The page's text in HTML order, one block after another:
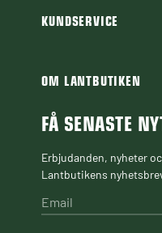
Frakt & leverans
Finansiering
Guider & Artiklar
Black Week
KUNDSERVICE
Frågor & svar
Cookiepolicy
OM LANTBUTIKEN
Om Lantbutiken
FÅ SENASTE
Erbjudanden, nyheter
Lantbutikens